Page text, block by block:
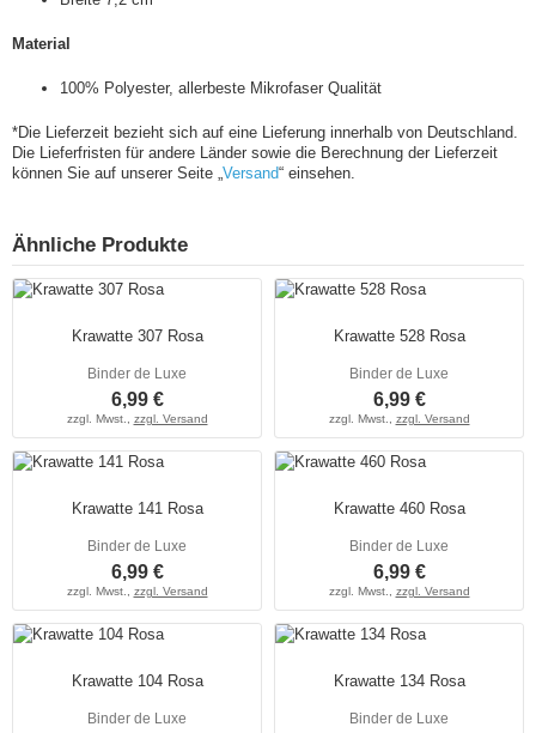
Material
100% Polyester, allerbeste Mikrofaser Qualität
*Die Lieferzeit bezieht sich auf eine Lieferung innerhalb von Deutschland.
Die Lieferfristen für andere Länder sowie die Berechnung der Lieferzeit
können Sie auf unserer Seite „Versand“ einsehen.
Ähnliche Produkte
Krawatte 307 Rosa
Binder de Luxe
6,99 €
zzgl. Mwst., zzgl. Versand
Krawatte 528 Rosa
Binder de Luxe
6,99 €
zzgl. Mwst., zzgl. Versand
Krawatte 141 Rosa
Binder de Luxe
6,99 €
zzgl. Mwst., zzgl. Versand
Krawatte 460 Rosa
Binder de Luxe
6,99 €
zzgl. Mwst., zzgl. Versand
Krawatte 104 Rosa
Binder de Luxe
Krawatte 134 Rosa
Binder de Luxe